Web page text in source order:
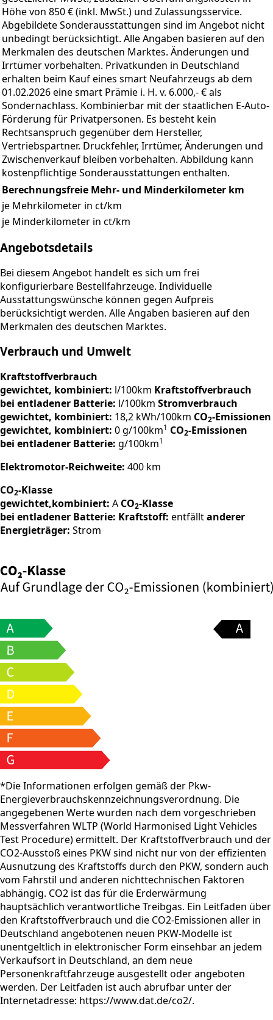
Höhe von 850 € (inkl. MwSt.) und Zulassungsservice.
Abgebildete Sonderausstattungen sind im Angebot nicht
unbedingt berücksichtigt. Alle Angaben basieren auf den
Merkmalen des deutschen Marktes. Änderungen und
Irrtümer vorbehalten. Privatkunden in Deutschland
erhalten beim Kauf eines smart Neufahrzeugs ab dem
01.02.2026 eine smart Prämie i. H. v. 6.000,- € als
Sondernachlass. Kombinierbar mit der staatlichen E-Auto-
Förderung für Privatpersonen. Es besteht kein
Rechtsanspruch gegenüber dem Hersteller,
Vertriebspartner. Druckfehler, Irrtümer, Änderungen und
Zwischenverkauf bleiben vorbehalten. Abbildung kann
kostenpflichtige Sonderausstattungen enthalten.
Berechnungsfreie Mehr- und Minderkilometer km
je Mehrkilometer in ct/km
je Minderkilometer in ct/km
Angebotsdetails
Bei diesem Angebot handelt es sich um frei
konfigurierbare Bestellfahrzeuge. Individuelle
Ausstattungswünsche können gegen Aufpreis
berücksichtigt werden. Alle Angaben basieren auf den
Merkmalen des deutschen Marktes.
Verbrauch und Umwelt
Kraftstoffverbrauch
gewichtet, kombiniert: l/100km Kraftstoffverbrauch
bei entladener Batterie: l/100km Stromverbrauch
gewichtet, kombiniert: 18,2 kWh/100km CO2-Emissionen
gewichtet, kombiniert: 0 g/100km1 CO2-Emissionen
bei entladener Batterie: g/100km1
Elektromotor-Reichweite: 400 km
CO2-Klasse
gewichtet,kombiniert: A CO2-Klasse
bei entladener Batterie: Kraftstoff: entfälltanderer
Energieträger: Strom
*Die Informationen erfolgen gemäß der Pkw-
Energieverbrauchskennzeichnungsverordnung. Die
angegebenen Werte wurden nach dem vorgeschrieben
Messverfahren WLTP (World Harmonised Light Vehicles
Test Procedure) ermittelt. Der Kraftstoffverbrauch und der
CO2-Ausstoß eines PKW sind nicht nur von der effizienten
Ausnutzung des Kraftstoffs durch den PKW, sondern auch
vom Fahrstil und anderen nichttechnischen Faktoren
abhängig. CO2 ist das für die Erderwärmung
hauptsächlich verantwortliche Treibgas. Ein Leitfaden über
den Kraftstoffverbrauch und die CO2-Emissionen aller in
Deutschland angebotenen neuen PKW-Modelle ist
unentgeltlich in elektronischer Form einsehbar an jedem
Verkaufsort in Deutschland, an dem neue
Personenkraftfahrzeuge ausgestellt oder angeboten
werden. Der Leitfaden ist auch abrufbar unter der
Internetadresse: https://www.dat.de/co2/.